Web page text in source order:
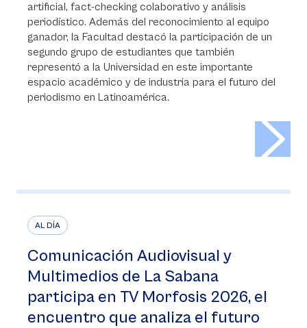
artificial, fact-checking colaborativo y análisis
periodístico. Además del reconocimiento al equipo
ganador, la Facultad destacó la participación de un
segundo grupo de estudiantes que también
representó a la Universidad en este importante
espacio académico y de industria para el futuro del
periodismo en Latinoamérica.
AL DÍA
Comunicación Audiovisual y
Multimedios de La Sabana
participa en TV Morfosis 2026, el
encuentro que analiza el futuro